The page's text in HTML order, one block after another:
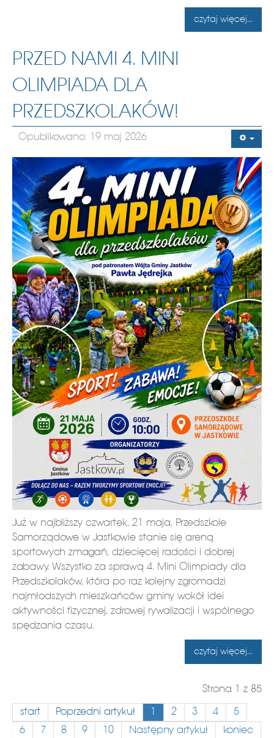
czytaj więcej...
PRZED NAMI 4. MINI
OLIMPIADA DLA
PRZEDSZKOLAKÓW!
Opublikowano: 19 maj 2026
Już w najbliższy czwartek, 21 maja, Przedszkole
Samorządowe w Jastkowie stanie się areną
sportowych zmagań, dziecięcej radości i dobrej
zabawy. Wszystko za sprawą 4. Mini Olimpiady dla
Przedszkolaków, która po raz kolejny zgromadzi
najmłodszych mieszkańców gminy wokół idei
aktywności fizycznej, zdrowej rywalizacji i wspólnego
spędzania czasu.
czytaj więcej...
Strona 1 z 85
start Poprzedni artykuł 2 3 4
5
6
7 8 9 10 Następny artykuł koniec